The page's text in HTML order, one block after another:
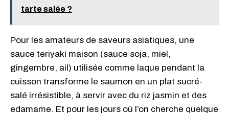
tarte salée ?
Pour les amateurs de saveurs asiatiques, une
sauce teriyaki maison (sauce soja, miel,
gingembre, ail) utilisée comme laque pendant la
cuisson transforme le saumon en un plat sucré-
salé irrésistible, à servir avec du riz jasmin et des
edamame. Et pour les jours où l’on cherche quelque